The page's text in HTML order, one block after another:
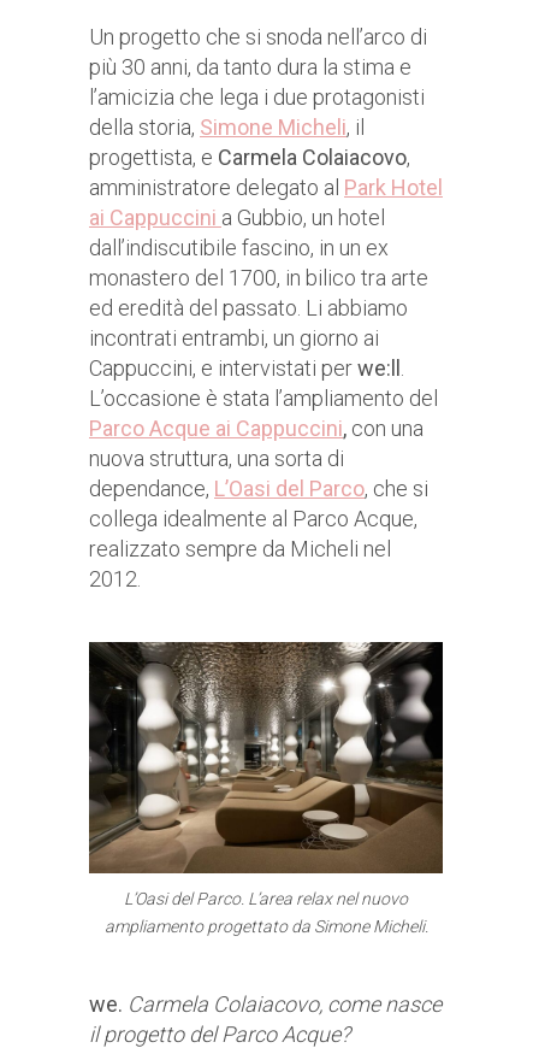
Un progetto che si snoda nell’arco di
più 30 anni, da tanto dura la stima e
l’amicizia che lega i due protagonisti
della storia, Simone Micheli, il
progettista, e Carmela Colaiacovo,
amministratore delegato al Park Hotel
ai Cappuccini a Gubbio, un hotel
dall’indiscutibile fascino, in un ex
monastero del 1700, in bilico tra arte
ed eredità del passato. Li abbiamo
incontrati entrambi, un giorno ai
Cappuccini, e intervistati perwe:ll .
L’occasione è stata l’ampliamento del
Parco Acque ai Cappuccini, con una
nuova struttura, una sorta di
dependance, L’Oasi del Parco, che si
collega idealmente al Parco Acque,
realizzato sempre da Micheli nel
2012.
L’Oasi del Parco. L’area relax nel nuovo
ampliamento progettato da Simone Micheli.
we. Carmela Colaiacovo, come nasce
il progetto del Parco Acque?